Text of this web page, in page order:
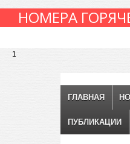
НОМЕРА
1
ГЛАВНАЯ
ПУБЛИКАЦИИ